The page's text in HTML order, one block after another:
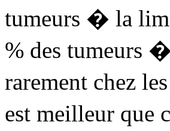
tumeurs � la
% des tumeurs
rarement chez
est meilleur que